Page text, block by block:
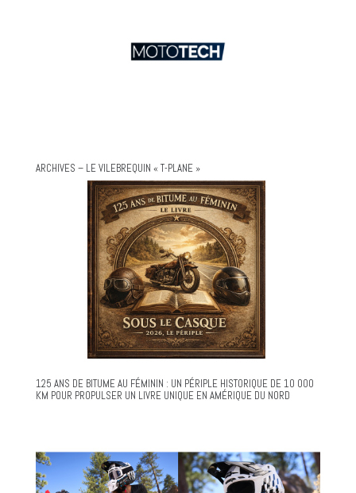
ARCHIVES – LE VILEBREQUIN « T-PLANE »
125 ANS DE BITUME AU FÉMININ : UN PÉRIPLE HISTORIQUE DE 10 000
KM POUR PROPULSER UN LIVRE UNIQUE EN AMÉRIQUE DU NORD